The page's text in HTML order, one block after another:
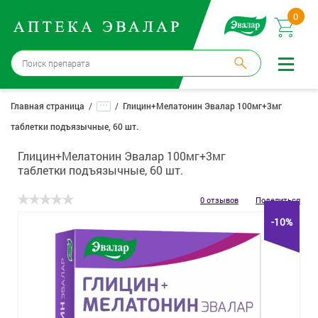
0
Москва→
12 аптек
Войти |
Регистрация
Доставка и оплата
Способ получения:
не выбран,изменить
Лекарства
Косметика
Главная страница ...
Глицин+Мелатонин Эвалар 100мг+3мг
таблетки подъязычные, 60 шт.
Глицин+Мелатонин Эвалар 100мг+3мг
таблетки подъязычные, 60 шт.
0 отзывов Поделиться
-10%